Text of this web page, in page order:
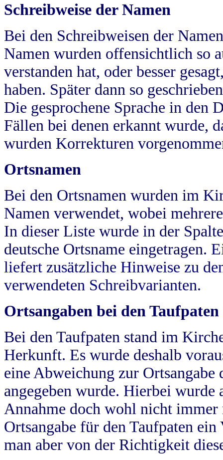
Schreibweise der Namen
Bei den Schreibweisen der
Namen wurden offensichtlich so
verstanden hat, oder besser
haben. Später dann so
Die gesprochene Sprache in
Fällen bei denen erkannt wurde,
wurden Korrekturen
Ortsnamen
Bei den Ortsnamen wurden im
Namen verwendet, wobei
In dieser Liste wurde in der
deutsche Ortsname eingetragen.
liefert zusätzliche Hinweise zu
verwendeten Schreibvarianten.
Ortsangaben bei den Taufpaten
Bei den Taufpaten stand im
Herkunft. Es wurde deshalb
eine Abweichung zur
angegeben wurde. Hierbei wurde
Annahme doch wohl nicht
Ortsangabe für den Taufpaten
man aber von der Richtigkeit